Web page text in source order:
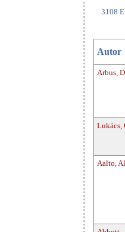
3108
Autor
Arbus,
Lukács,
Aalto,